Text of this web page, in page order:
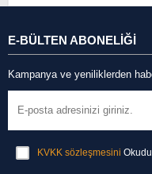
E-BÜLTEN ABONELİĞİ
Kampanya ve yeniliklerden
KVKK sözleşmesini